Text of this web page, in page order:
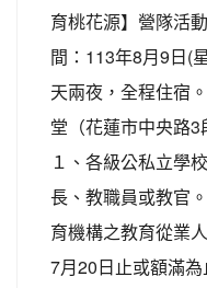
育桃花源】營隊活
間：113年8月9日(
天兩夜，全程住宿
堂（花蓮市中央路3
１、各級公私立學
長、教職員或教官
育機構之教育從業
7月20日止或額滿